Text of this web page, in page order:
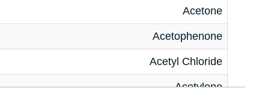
Acetone
Acetophenone
Acetyl Chloride
Acetylene